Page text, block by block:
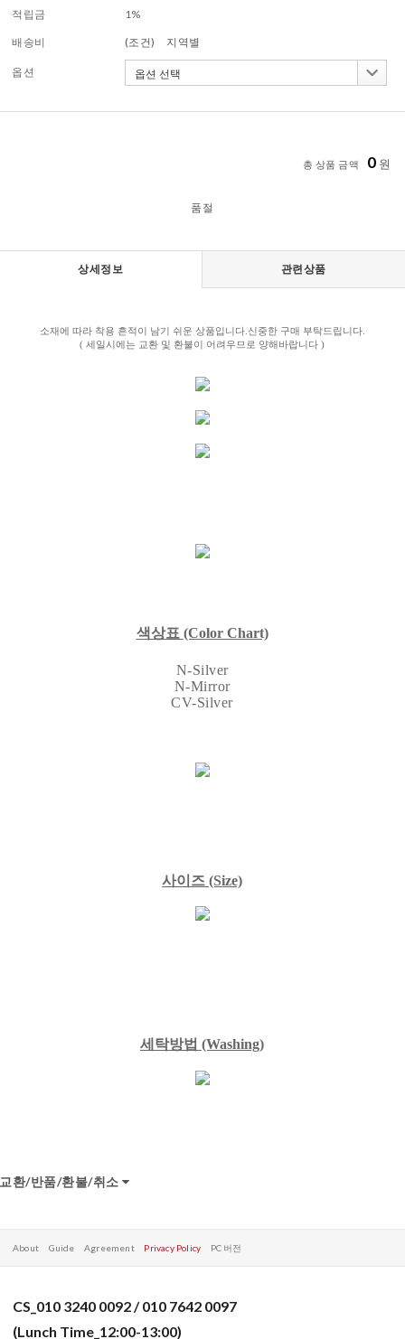
적립금 1%
배송비 (조건) 지역별
옵션
총 상품 금액 0 원
품절
상세정보 관련상품
소재에 따라 착용 흔적이 남기 쉬운 상품입니다.신중한 구매 부탁드립니다.
( 세일시에는 교환 및 환불이 어려우므로 양해바랍니다 )
색상표 (Color Chart)
N-Silver
N-Mirror
CV-Silver
사이즈 (Size)
세탁방법 (Washing)
교환/반품/환불/취소
About Guide Agreement Privacy Policy PC 버전
CS_010 3240 0092 / 010 7642 0097
(Lunch Time_12:00-13:00)